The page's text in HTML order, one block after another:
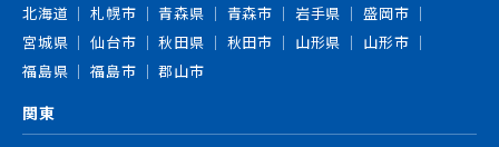
北海道 札幌市 青森県 青森市 岩手県
盛岡市
宮城県
仙台市 秋田県 秋田市 山形県
山形市
福島県
福島市 郡山市
関東